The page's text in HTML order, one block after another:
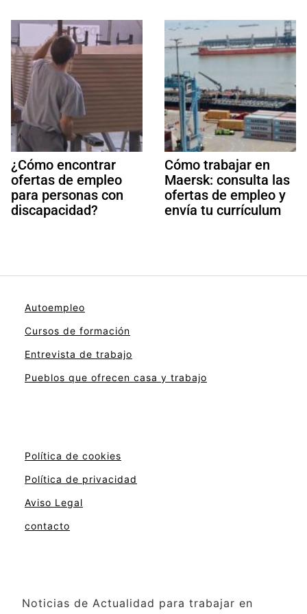
¿Cómo encontrar
ofertas de empleo
para personas con
discapacidad?
Cómo trabajar en
Maersk: consulta las
ofertas de empleo y
envía tu currículum
Autoempleo
Cursos de formación
Entrevista de trabajo
Pueblos que ofrecen casa y trabajo
Política de cookies
Política de privacidad
Aviso Legal
contacto
Noticias de Actualidad para trabajar en